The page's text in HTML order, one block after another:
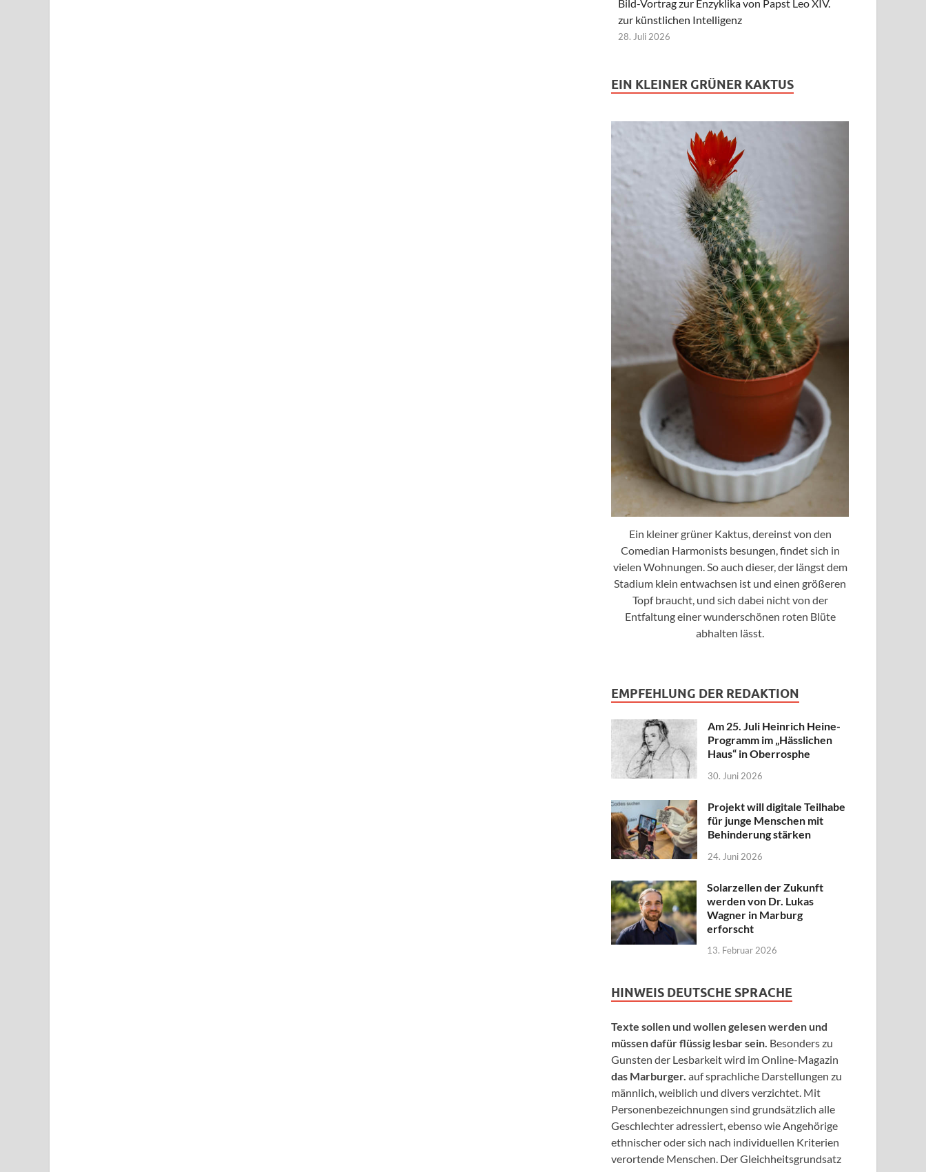
Bild-Vortrag zur Enzyklika von Papst Leo XIV.
zur künstlichen Intelligenz
28. Juli 2026
EIN KLEINER GRÜNER KAKTUS
Ein kleiner grüner Kaktus, dereinst von den
Comedian Harmonists besungen, findet sich in
vielen Wohnungen. So auch dieser, der längst dem
Stadium klein entwachsen ist und einen größeren
Topf braucht, und sich dabei nicht von der
Entfaltung einer wunderschönen roten Blüte
abhalten lässt.
EMPFEHLUNG DER REDAKTION
Am 25. Juli Heinrich Heine-
Programm im „Hässlichen
Haus“ in Oberrosphe
30. Juni 2026
Projekt will digitale Teilhabe
für junge Menschen mit
Behinderung stärken
24. Juni 2026
Solarzellen der Zukunft
werden von Dr. Lukas
Wagner in Marburg
erforscht
13. Februar 2026
HINWEIS DEUTSCHE SPRACHE
Texte sollen und wollen gelesen werden und
müssen dafür flüssig lesbar sein. Besonders zu
Gunsten der Lesbarkeit wird im Online-Magazin
das Marburger. auf sprachliche Darstellungen zu
männlich, weiblich und divers verzichtet. Mit
Personenbezeichnungen sind grundsätzlich alle
Geschlechter adressiert, ebenso wie Angehörige
ethnischer oder sich nach individuellen Kriterien
verortende Menschen. Der Gleichheitsgrundsatz